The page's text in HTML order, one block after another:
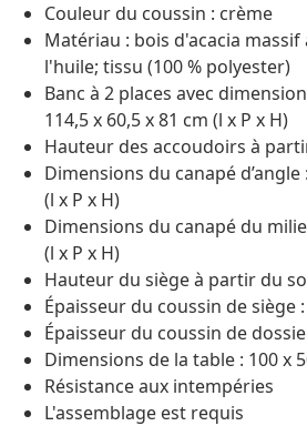
Couleur du coussin : crème
Matériau : bois d'acacia
l'huile; tissu (100 % polyester)
Banc à 2 places avec
114,5 x 60,5 x 81 cm (l x P x H)
Hauteur des accoudoirs à
Dimensions du canapé d’angle
(l x P x H)
Dimensions du canapé du
(l x P x H)
Hauteur du siège à partir du
Épaisseur du coussin de siège
Épaisseur du coussin de
Dimensions de la table : 100 x
Résistance aux intempéries
L'assemblage est requis